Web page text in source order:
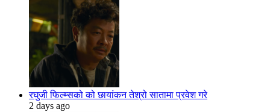
रघुजी फिल्म्सको को छायांकन तेश्रो सातामा प्रवेश गरे
2 days ago